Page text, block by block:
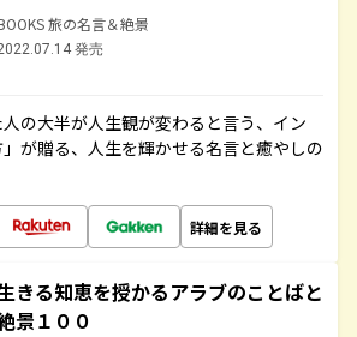
旅の名言＆絶景
発売
の大半が人生観が変わると言う、イン
が贈る、人生を輝かせる名言と癒やしの
詳細を見る
きる知恵を授かるアラブのことばと
景１００